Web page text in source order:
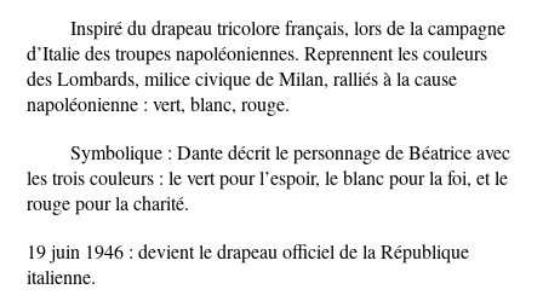
Inspiré du drapeau tricolore français, lors de la campagne
d’Italie des troupes napoléoniennes. Reprennent les couleurs
des Lombards, milice civique de Milan, ralliés à la cause
napoléonienne : vert, blanc, rouge.
Symbolique : Dante décrit le personnage de Béatrice avec
les trois couleurs : le vert pour l’espoir, le blanc pour la foi, et le
rouge pour la charité.
19 juin 1946 : devient le drapeau officiel de la République
italienne.